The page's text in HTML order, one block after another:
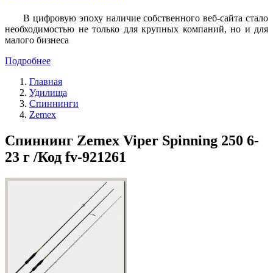
В цифровую эпоху наличие собственного веб-сайта стало
необходимостью не только для крупных компаний, но и для
малого бизнеса
Подробнее
Главная
Удилища
Спиннинги
Zemex
Спиннинг Zemex Viper Spinning 250 6-
23 г /Код fv-921261